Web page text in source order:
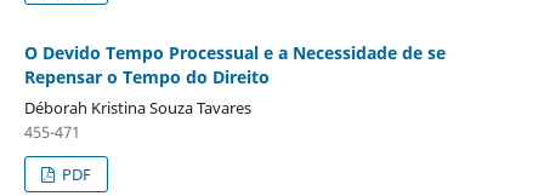
O Devido Tempo Processual e a Necessidade de se
Repensar o Tempo do Direito
Déborah Kristina Souza Tavares
455-471
PDF